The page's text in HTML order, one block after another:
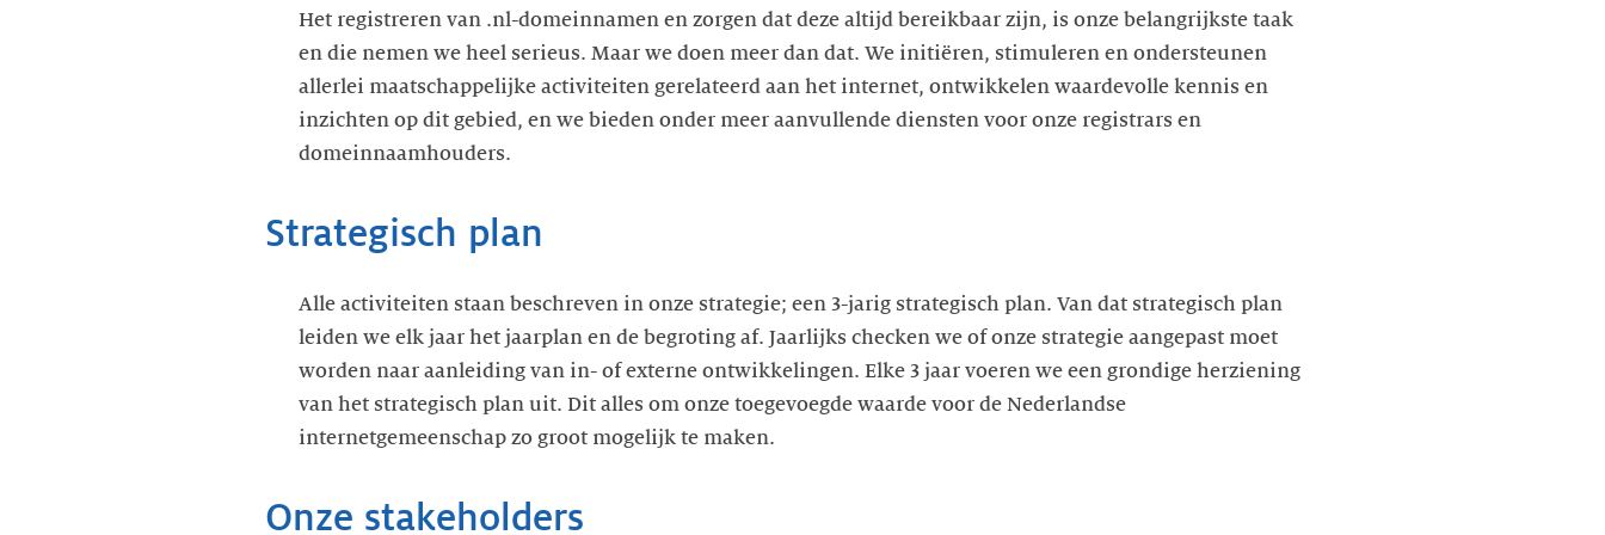
Het registreren van .nl-domeinnamen en zorgen dat deze altijd bereikbaar zijn, is onze belangrijkste taak
en die nemen we heel serieus. Maar we doen meer dan dat. We initiëren, stimuleren en ondersteunen
allerlei maatschappelijke activiteiten gerelateerd aan het internet, ontwikkelen waardevolle kennis en
inzichten op dit gebied, en we bieden onder meer aanvullende diensten voor onze registrars en
domeinnaamhouders.
Strategisch plan
Alle activiteiten staan beschreven in onze strategie; een 3-jarig strategisch plan. Van dat strategisch plan
leiden we elk jaar het jaarplan en de begroting af. Jaarlijks checken we of onze strategie aangepast moet
worden naar aanleiding van in- of externe ontwikkelingen. Elke 3 jaar voeren we een grondige herziening
van het strategisch plan uit. Dit alles om onze toegevoegde waarde voor de Nederlandse
internetgemeenschap zo groot mogelijk te maken.
Onze stakeholders